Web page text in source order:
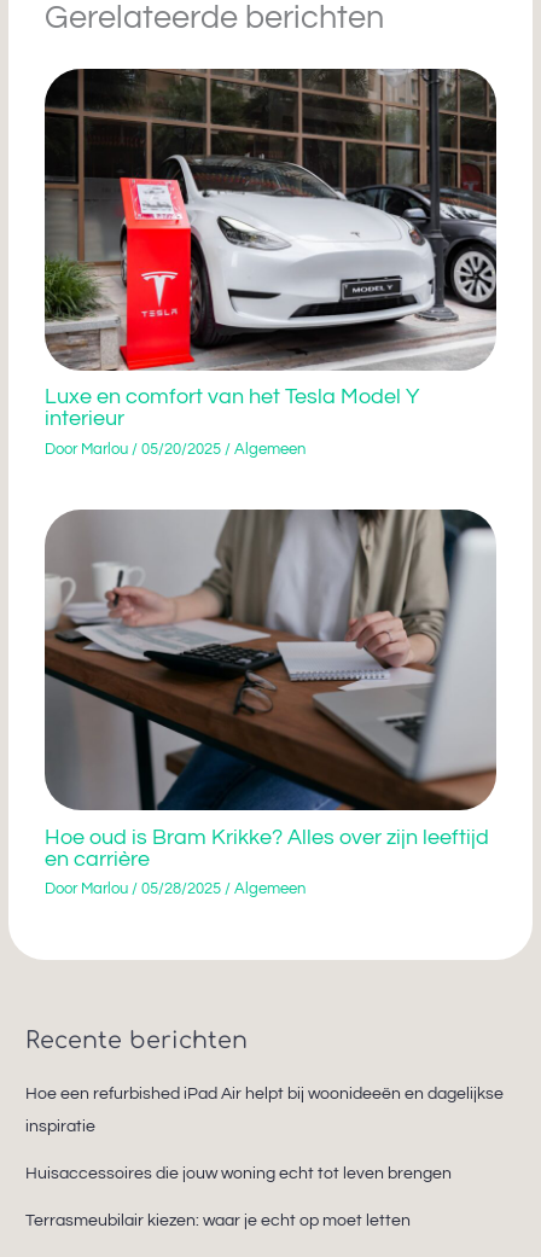
Gerelateerde berichten
Luxe en comfort van het Tesla Model Y
interieur
Door Marlou / 05/20/2025 / Algemeen
Hoe oud is Bram Krikke? Alles over zijn leeftijd
en carrière
Door Marlou / 05/28/2025 / Algemeen
Recente berichten
Hoe een refurbished iPad Air helpt bij woonideeën en dagelijkse
inspiratie
Huisaccessoires die jouw woning echt tot leven brengen
Terrasmeubilair kiezen: waar je echt op moet letten